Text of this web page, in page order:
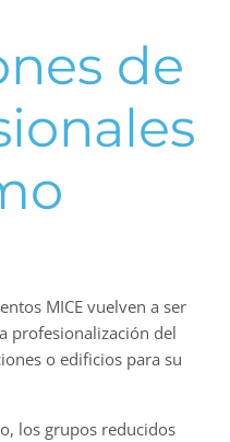
de
MICE vuelven a ser
profesionalización del
o edificios para su
los grupos reducidos